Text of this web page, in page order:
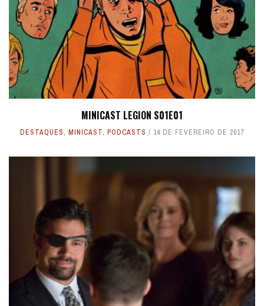
MINICAST LEGION S01E01
DESTAQUES, MINICAST, PODCASTS 14 DE FEVEREIRO DE 2017